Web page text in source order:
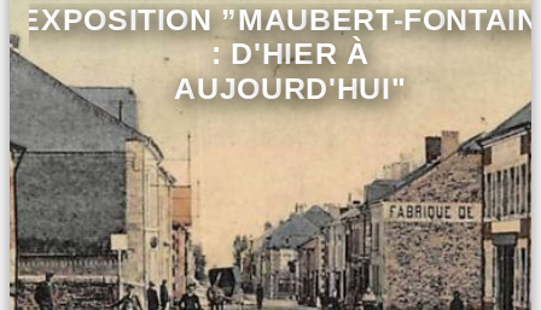
EXPOSITION ”MAUBERT-
: D'HIER À
AUJOURD'HUI"